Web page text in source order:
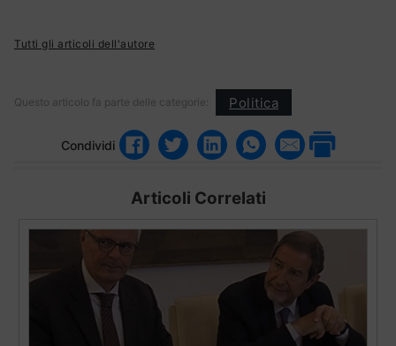
Tutti gli articoli dell'autore
Questo articolo fa parte delle categorie: Politica
Condividi
Articoli Correlati